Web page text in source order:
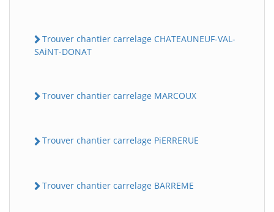
Trouver chantier carrelage CHATEAUNEUF-VAL-
SAiNT-DONAT
Trouver chantier carrelage MARCOUX
Trouver chantier carrelage PiERRERUE
Trouver chantier carrelage BARREME